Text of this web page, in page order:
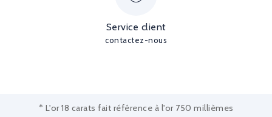
Service client
contactez-nous
* L'or 18 carats fait référence à l'or 750 millièmes